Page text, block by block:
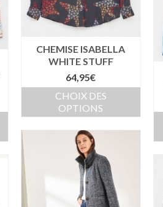
CHEMISE ISABELLA
WHITE STUFF
64,95€
CHOIX DES
OPTIONS